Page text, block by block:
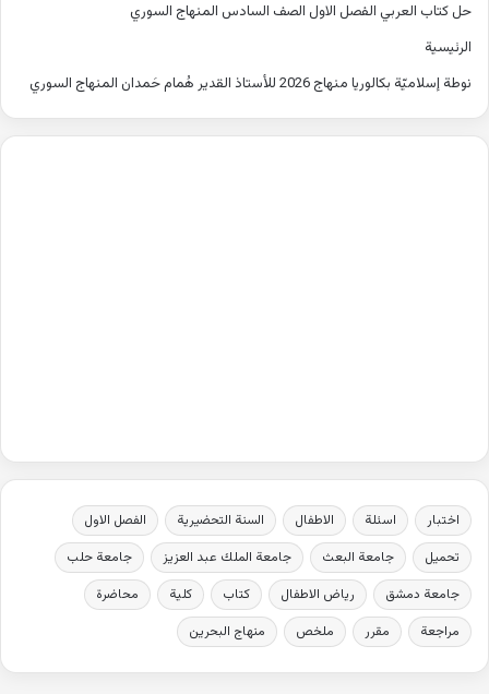
حل كتاب العربي الفصل الاول الصف السادس المنهاج السوري
الرئيسية
نوطة إسلاميّة بكالوريا منهاج 2026 للأستاذ القدير هُمام حَمدان المنهاج السوري
اختبار اسئلة الاطفال السنة التحضيرية
الفصل الاول
تحميل
جامعة البعث جامعة الملك عبد العزيز
جامعة حلب
جامعة دمشق
رياض الاطفال كتاب كلية
محاضرة
مراجعة
مقرر ملخص منهاج البحرين